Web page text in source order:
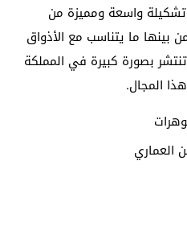
واسعة ومميزة من
بينها ما يتناسب مع الأذواق
بصورة كبيرة في المملكة
المجال.
العماري